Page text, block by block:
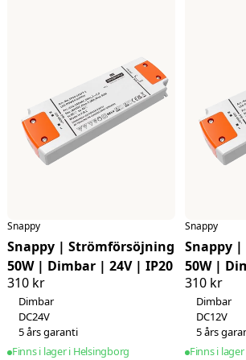
Snappy
Snappy | Strömförsöjning
50W | Dimbar | 24V | IP20
310 kr
Dimbar
DC24V
5 års garanti
Finns i lager i Helsingborg
Snappy
Snappy
50W |
310 kr
Dimbar
DC12V
5 års
Finns i
: Driver flera LED-
perfekt för större installationer.
Automatsäkring vid felström :
kortslutning, överspänning eller för
IP20-klassning
: Lämplig för
inomhusmiljöer.